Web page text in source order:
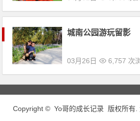
城南公园游玩留影
03月26日 6,757 次
Copyright © Yo哥的成长记录 版权所有.